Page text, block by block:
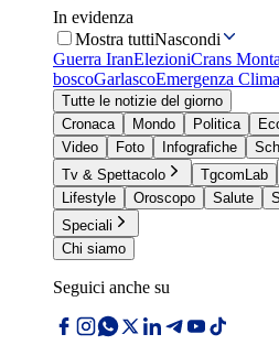
In evidenza
Mostra tuttiNascondi
Guerra IranElezioniCrans
boscoGarlascoEmergenza Clima
Tutte le notizie del giorno
Cronaca
Mondo Politica
Video
Foto Infografiche
Tv & Spettacolo
TgcomLab
Lifestyle
Oroscopo Salute
Speciali
Chi siamo
Seguici anche su